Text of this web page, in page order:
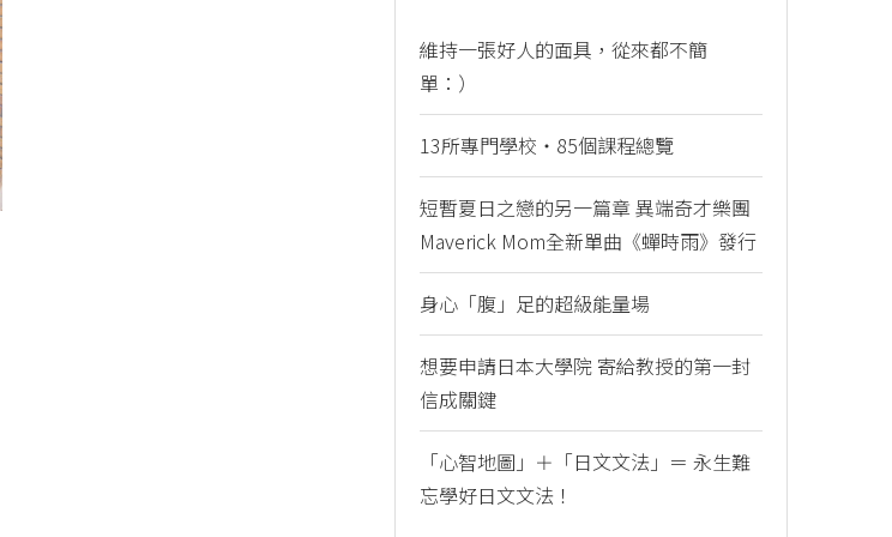
維持一張好人的面具，從來都不簡
單：）
13所專門學校・85個課程總覽
短暫夏日之戀的另一篇章 異端奇才樂團
Maverick Mom全新單曲《蟬時雨》發行
身心「腹」足的超級能量場
想要申請日本大學院 寄給教授的第一封
信成關鍵
「心智地圖」＋「日文文法」＝ 永生難
忘學好日文文法！